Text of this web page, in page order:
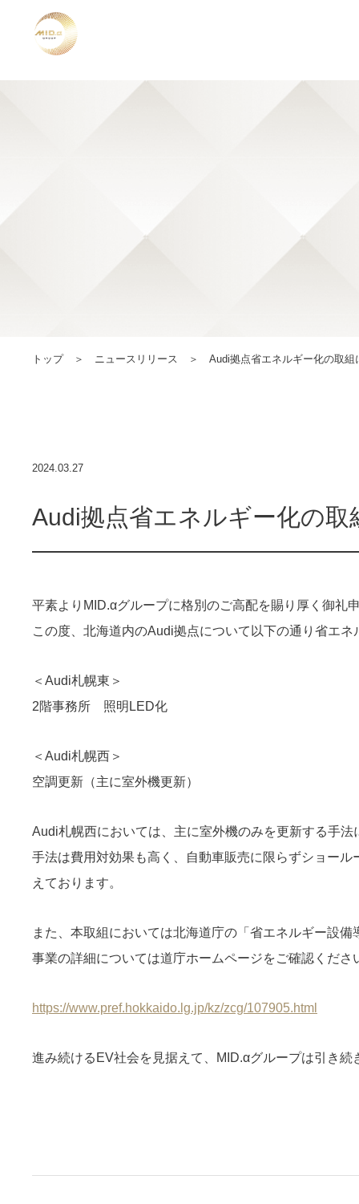
トップ ニュースリリース Audi拠点省エネルギー化の取組
2024.03.27
Audi拠点省エネルギー化の取
平素よりMID.αグループに格別のご高配を賜り厚く御礼
この度、北海道内のAudi拠点について以下の通り省エ
＜Audi札幌東＞
2階事務所 照明LED化
＜Audi札幌西＞
空調更新（主に室外機更新）
Audi札幌西においては、主に室外機のみを更新する手
手法は費用対効果も高く、自動車販売に限らずショー
えております。
また、本取組においては北海道庁の「省エネルギー設
事業の詳細については道庁ホームページをご確認くださ
https://www.pref.hokkaido.lg.jp/kz/zcg/107905.html
進み続けるEV社会を見据えて、MID.αグループは引き